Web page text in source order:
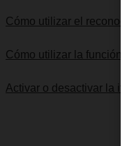
Cómo utilizar el
Cómo utilizar la función
Activar o desactivar la